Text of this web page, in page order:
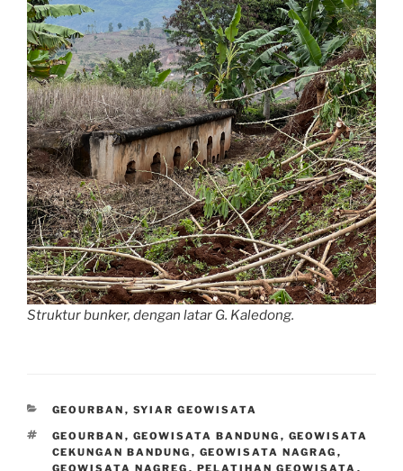
Struktur bunker, dengan latar G. Kaledong.
CATEGORIES
GEOURBAN , SYIAR GEOWISATA
TAGS
GEOURBAN , GEOWISATA BANDUNG , GEOWISATA
CEKUNGAN BANDUNG , GEOWISATA NAGRAG ,
GEOWISATA NAGREG , PELATIHAN GEOWISATA ,